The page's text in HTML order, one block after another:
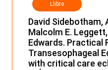
Llibre
David Sidebotham,
Malcolm E.
Edwards. Practical
Transesophageal
with critical care